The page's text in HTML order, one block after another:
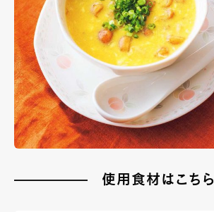
使用食材はこちら